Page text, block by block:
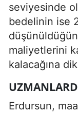
seviyesinde
bedelinin ise
maliyetlerini
kalacağına
Erdursun,